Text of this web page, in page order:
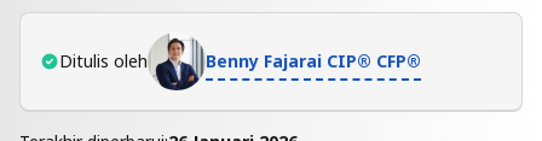
Ditulis oleh Benny Fajarai CIP® CFP®